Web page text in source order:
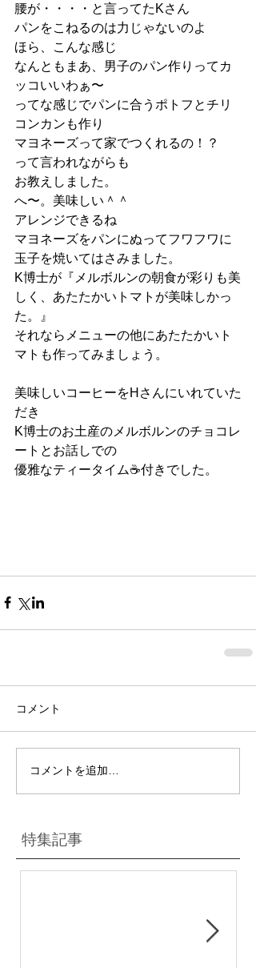
腰が・・・・と言ってたKさん
パンをこねるのは力じゃないのよ
ほら、こんな感じ
なんともまあ、男子のパン作りってカ
ッコいいわぁ〜
ってな感じでパンに合うポトフとチリ
コンカンも作り
マヨネーズって家でつくれるの！？
って言われながらも
お教えしました。
へ〜。美味しい＾＾
アレンジできるね
マヨネーズをパンにぬってフワフワに
玉子を焼いてはさみました。
K博士が『メルボルンの朝食が彩りも美
しく、あたたかいトマトが美味しかっ
た。』
それならメニューの他にあたたかいト
マトも作ってみましょう。
美味しいコーヒーをHさんにいれていた
だき
K博士のお土産のメルボルンのチョコレ
ートとお話しでの
優雅なティータイム☕️付きでした。
コメント
コメントを追加…
特集記事